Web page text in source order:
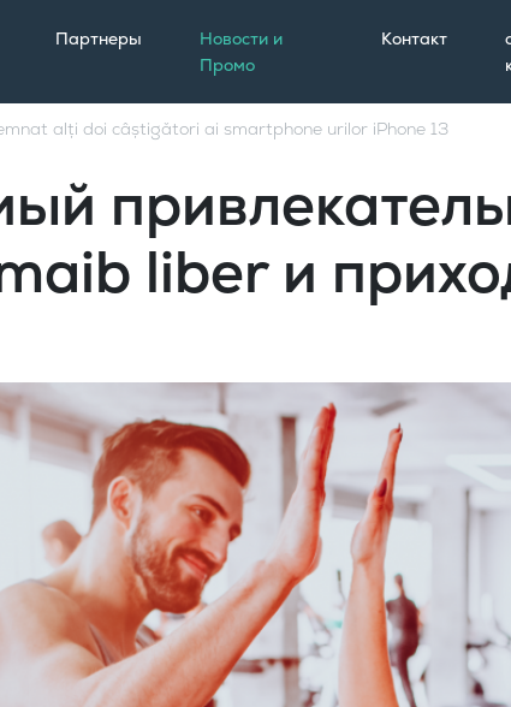
Партнеры
Новости и
Промо
Контакт
alți doi câștigători ai smartphone urilor iPhone 13
liber и